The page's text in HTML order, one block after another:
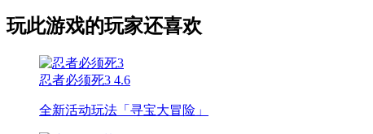
玩此游戏的玩家还喜欢
忍者必须死3 4.6
全新活动玩法「寻宝大冒险」